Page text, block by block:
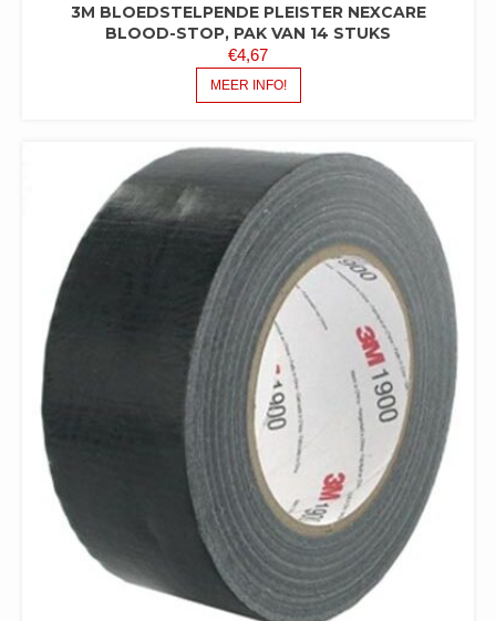
3M BLOEDSTELPENDE PLEISTER NEXCARE
BLOOD-STOP, PAK VAN 14 STUKS
€4,67
MEER INFO!